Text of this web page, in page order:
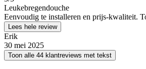
Leukebregendouche
Eenvoudig te installeren en prijs-kwaliteit.
Lees hele review
Erik
30 mei 2025
Toon alle 44 klantreviews met tekst